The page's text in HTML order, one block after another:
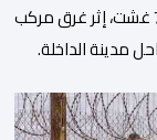
نجا 18 بحارا من موت محقق، فجر اليوم الجمعة 7 غشت، إثر غرق مركب
مدينة الداخلة.
الصيد البحري، قبل